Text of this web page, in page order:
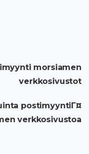
morsiamen
verkkosivustot
postimyyntiГ¤
verkkosivustoa